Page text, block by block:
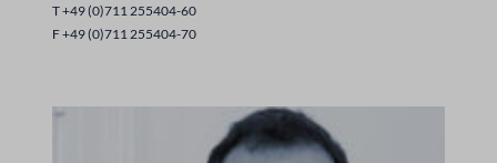
T +49 (0)711 255404-60
F +49 (0)711 255404-70